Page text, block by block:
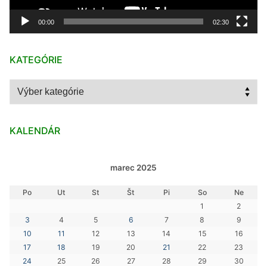
00:00 02:30
KATEGÓRIE
Kategórie
KALENDÁR
marec 2025
Po Ut St Št Pi So
Ne
1
2
3
4 5 6 7 8
9
10
11 12 13 14 15
16
17
18 19 20 21 22
23
24
25 26 27 28 29
30